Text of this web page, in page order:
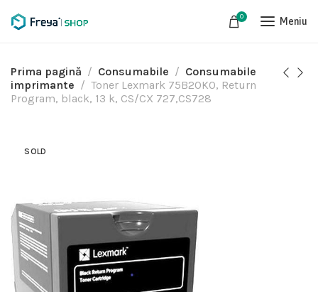
0 Meniu
Prima pagină Consumabile
Consumabile
imprimante
Toner Lexmark 75B20K0, Return
Program, black, 13 k, CS/CX 727,CS728
SOLD